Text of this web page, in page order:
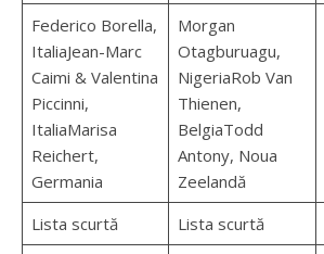
Federico Borella,
ItaliaJean-Marc
Caimi & Valentina
Piccinni,
ItaliaMarisa
Reichert,
Germania
Morgan
Otagburuagu,
NigeriaRob Van
Thienen,
BelgiaTodd
Antony, Noua
Zeelandă
Lista scurtă Lista scurtă